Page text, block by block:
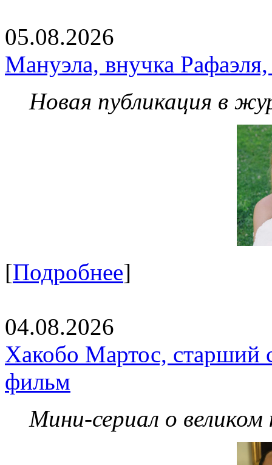
05.08.2026
Мануэла, внучка
Новая публикация в
[Подробнее]
04.08.2026
Хакобо Мартос, старший
фильм
Мини-сериал о великом